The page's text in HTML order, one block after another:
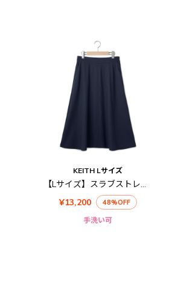
KEITH Lサイズ
【Lサイズ】スラブストレッチスカート
¥13,200
48%OFF
手洗い可